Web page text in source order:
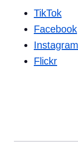
TikTok
Facebook
Instagram
Flickr